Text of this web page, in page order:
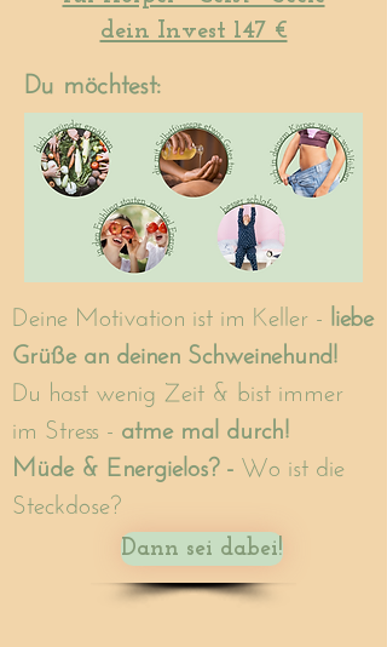
dein Invest 147 €
Du möchtest:
Deine Motivation ist im Keller - liebe
Grüße an deinen Schweinehund!
Du hast wenig Zeit & bist immer
im Stress - atme mal durch!
Müde & Energielos? - Wo ist die
Steckdose?
Dann sei dabei!